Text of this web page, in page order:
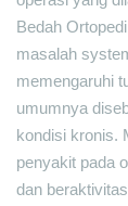
Bedah
masalah
memengaruhi
umumnya
kondisi kronis.
penyakit pada
dan